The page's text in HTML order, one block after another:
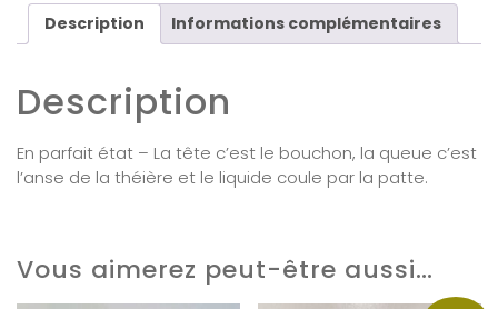
Description Informations complémentaires
Description
En parfait état – La tête c’est le bouchon, la queue c’est
l’anse de la théière et le liquide coule par la patte.
Vous aimerez peut-être aussi…